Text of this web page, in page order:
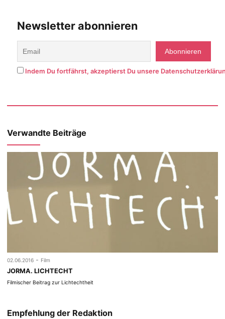
Newsletter abonnieren
Indem Du fortfährst, akzeptierst Du unsere
Verwandte Beiträge
02.06.2016 - Film
JORMA. LICHTECHT
Filmischer Beitrag zur Lichtechtheit
Empfehlung der Redaktion